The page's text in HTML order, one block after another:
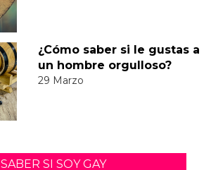
¿Cómo saber si le gustas a
un hombre orgulloso?
29 Marzo
SABER SI SOY GAY